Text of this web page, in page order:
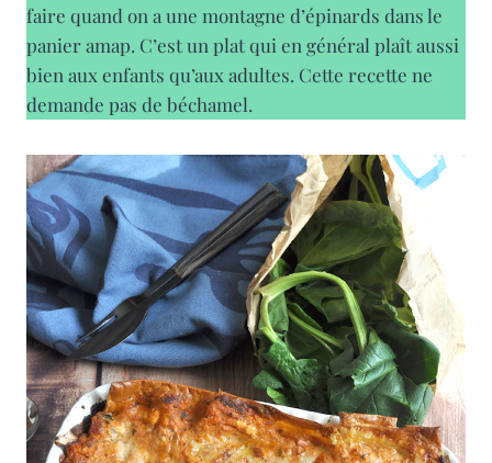
faire quand on a une montagne d’épinards dans le
panier amap. C’est un plat qui en général plaît aussi
bien aux enfants qu’aux adultes. Cette recette ne
demande pas de béchamel.